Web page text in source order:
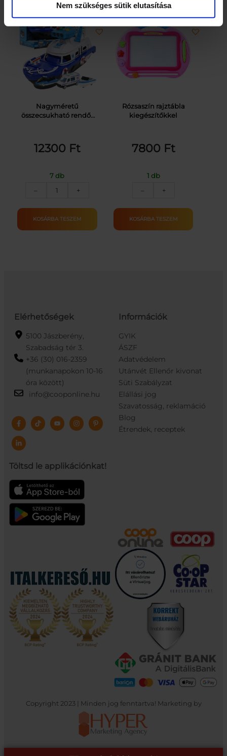
Nem szükséges sütik elutasítása
Nagyméretű
összecsukható rendőr
12300 Ft
7 db
–
Nagyméretű
rendőr
játékhajó
+
KOSÁRBA TESZEM
Rózsaszín rajztábla
kiegészítőkkel
7800 Ft
1 db
–
kiegészítőkkel
mennyiség
+
KOSÁRBA TESZEM
Elérhetőségek
5100 Jászberény,
Szabadság tér 3.
+36 (30) 016-2359
(munkanapokon 10-16
óra között)
info@cooponline.hu
Töltsd le applikációnkat!
Információk
GYIK
ÁSZF
Adatvédelem
Utánvét Ellenőr kivonat
Süti Szabályzat
Elállási jog
Szavatosság, reklamáció
Blog
Étrendek, receptek
Copyright 2023 | Minden jog fenntartva! Marketing by